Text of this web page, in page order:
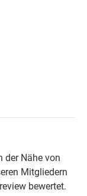
der Nähe von
Mitgliedern
bewertet.